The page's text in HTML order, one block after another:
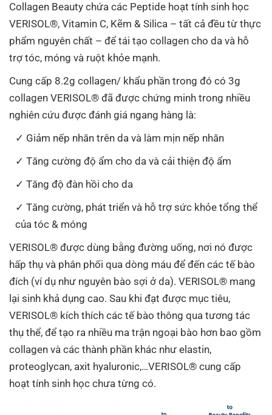
Collagen Beauty chứa các Peptide hoạt tính sinh học
VERISOL®, Vitamin C, Kẽm & Silica – tất cả đều từ thực
phẩm nguyên chất – để tái tạo collagen cho da và hỗ
trợ tóc, móng và ruột khỏe mạnh.
Cung cấp 8.2g collagen/ khẩu phần trong đó có 3g
collagen VERISOL® đã được chứng minh trong nhiều
nghiên cứu được đánh giá ngang hàng là:
Giảm nếp nhăn trên da và làm mịn nếp nhăn
Tăng cường độ ẩm cho da và cải thiện độ ẩm
Tăng độ đàn hồi cho da
Tăng cường, phát triển và hỗ trợ sức khỏe tổng thể
của tóc & móng
VERISOL® được dùng bằng đường uống, nơi nó được
hấp thụ và phân phối qua dòng máu để đến các tế bào
đích (ví dụ như nguyên bào sợi ở da). VERISOL® mang
lại sinh khả dụng cao. Sau khi đạt được mục tiêu,
VERISOL® kích thích các tế bào thông qua tương tác
thụ thể, để tạo ra nhiều ma trận ngoại bào hơn bao gồm
collagen và các thành phần khác như elastin,
proteoglycan, axit hyaluronic,…VERISOL® cung cấp
hoạt tính sinh học chưa từng có.